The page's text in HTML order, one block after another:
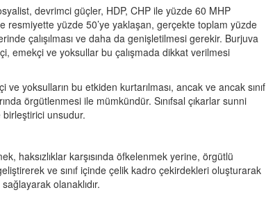
devrimci güçler, HDP, CHP ile yüzde 60 MHP
yüzde 50’ye yaklaşan, gerçekte toplam yüzde
çalışılması ve daha da genişletilmesi gerekir. Burjuva
emekçi ve yoksullar bu çalışmada dikkat verilmesi
yoksulların bu etkiden kurtarılması, ancak ve ancak sınıf
örgütlenmesi ile mümkündür. Sınıfsal çıkarlar sunni
birleştirici unsudur.
haksızlıklar karşısında öfkelenmek yerine, örgütlü
ve sınıf içinde çelik kadro çekirdekleri oluşturarak
olanaklıdır.